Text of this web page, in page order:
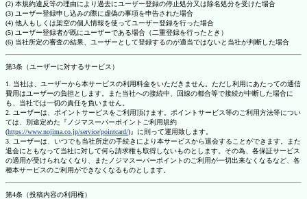
(2) 本規約違反等の理由により過去にユーザー登録の停止処分又は除名処分を受けた場合
(3) ユーザー登録申し込みの際に虚偽の事項を申告された場合
(4) 他人もしくは架空の個人情報を使ってユーザー登録を行った場合
(5) ユーザー登録者が既にユーザーである場合（二重登録を行ったとき）
(6) 当社所定の審査の結果、ユーザーとして登録するのが適当ではないと当社が判断した場合
第3条（ユーザーに対するサービス）
1. 当社は、ユーザーから本サービスの利用料金をいただきません。ただし利用にあたっての通信
費用はユーザーの負担とします。また当社への接続中、回線の都合等で接続が中断した場合に
も、当社では一切の責任を負いません。
2. ユーザーは、ポイントサービスをご利用頂けます。ポイントサービス等のご利用方法等につい
ては、別途定めた『ノジマスーパーポイントご利用規約
(https://www.nojima.co.jp/service/pointcard/)』に則って運用致します。
3. ユーザーは、いつでも当社所定の手続きにより本サービスから退会することができます。また
退会にともなって当社に対して何ら請求権も取得しないものとします。その為、各保証サービス
の適用が受けられなくなり、またノジマスーパーポイントのご利用が一切出来なくなるなど、各
種本サービスのご利用ができなくなるものとします。
第4条（投稿内容の利用権）